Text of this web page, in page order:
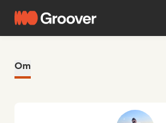
Om